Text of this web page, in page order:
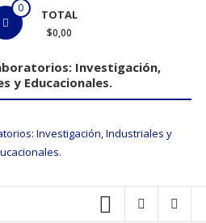
0 TOTAL
$0,00
Investigación,
y Educacionales.